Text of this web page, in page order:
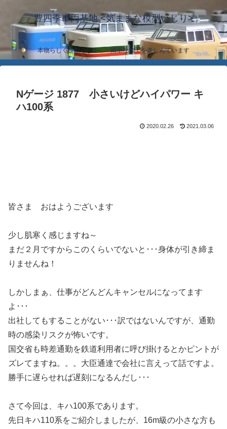
豊四季車両基地 <気ままな模型いじり>
本物らしく模型らしく… 簡単な加工を楽しんでいます
Nゲージ 1877 小さいけどハイパワー キ
ハ100系
2020.02.26 2021.03.06
皆さま おはようございます
少し肌寒く感じますね～
まだ２月ですからこのくらいでないと･･･身体が引き締ま
りませんね！
しかしまぁ、仕事がどんどんキャンセルになってます
よ･･･
出社してもすることがない･･･訳ではないんですが、通勤
時の感染リスクが怖いです。
国交省も時差通勤を鉄道利用者に呼び掛けるとかピントが
ズレてますね。。。大臣通達で会社に言えって話ですよ。
勝手に遅らせれば遅刻になるんだし･･･
さて今回は、キハ100系であります。
先日キハ110系をご紹介しましたが、16m級の小さな方も